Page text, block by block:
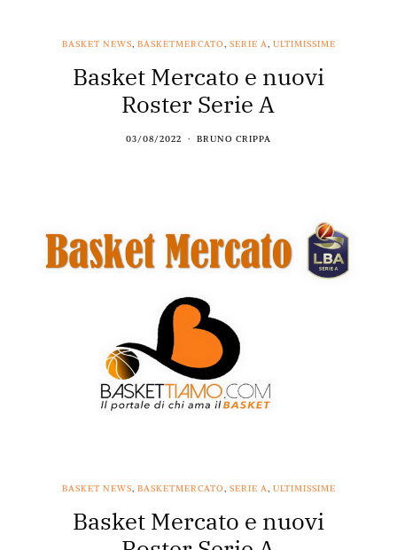
BASKET NEWS, BASKETMERCATO, SERIE A, ULTIMISSIME
Basket Mercato e nuovi
Roster Serie A
03/08/2022 BRUNO CRIPPA
BASKET NEWS, BASKETMERCATO, SERIE A, ULTIMISSIME
Basket Mercato e nuovi